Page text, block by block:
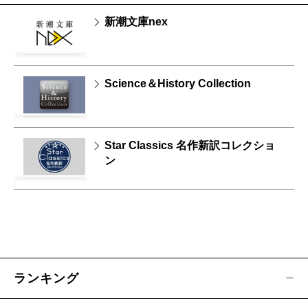
新潮文庫nex
Science＆History Collection
Star Classics 名作新訳コレクショ
ン
ランキング